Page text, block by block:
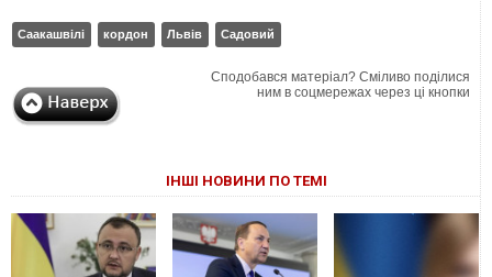
Саакашвілі кордон Львів Садовий
Сподобався матеріал? Сміливо поділися
ним в соцмережах через ці кнопки
ІНШІ НОВИНИ ПО ТЕМІ